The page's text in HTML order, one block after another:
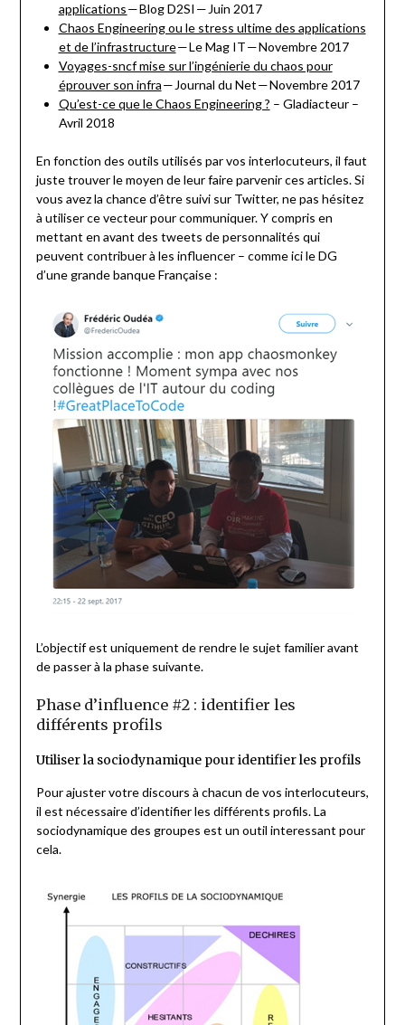
applications— Blog D2SI — Juin 2017
Chaos Engineering ou le stress ultime des applications
et de l’infrastructure— Le Mag IT — Novembre 2017
Voyages-sncf mise sur l’ingénierie du chaos pour
éprouver son infra— Journal du Net — Novembre 2017
Qu’est-ce que le Chaos Engineering ? – Gladiacteur –
Avril 2018
En fonction des outils utilisés par vos interlocuteurs, il faut
juste trouver le moyen de leur faire parvenir ces articles. Si
vous avez la chance d’être suivi sur Twitter, ne pas hésitez
à utiliser ce vecteur pour communiquer. Y compris en
mettant en avant des tweets de personnalités qui
peuvent contribuer à les influencer – comme ici le DG
d’une grande banque Française :
L’objectif est uniquement de rendre le sujet familier avant
de passer à la phase suivante.
Phase d’influence #2 : identifier les
différents profils
Utiliser la sociodynamique pour identifier les profils
Pour ajuster votre discours à chacun de vos interlocuteurs,
il est nécessaire d’identifier les différents profils. La
sociodynamique des groupes est un outil interessant pour
cela.